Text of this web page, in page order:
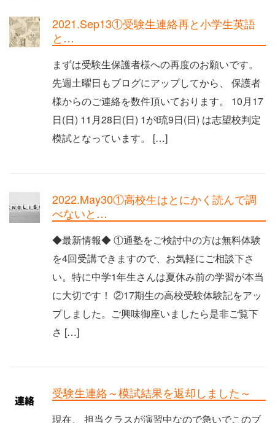
2021.Sep13①受験生連絡再と小学生英語
と…
まずは受験生保護者様への再度のお願いです。
先週土曜日もブログにアップしてから、 保護者
様からのご連絡を数件頂いております。 10月17
日(日) 11月28日(日) 1がt琉9日(日) は志望校判定
模試となっています。 […]
2022.May30①高校生はとにかく読んで調
べないと…
◆最新情報◆ ①通塾をご検討中の方は無料体験
を4回受講できますので、お気軽にご相談下さ
い。特に中学1年生さんは夏休み前の学習が本当
に大切です！ ②17期生の高校受験体験記をアッ
プしました。ご興味御座いましたら是非ご覧下
さ […]
受験生連絡～模試結果を返却しました～
現在、 担当クラスが演習中なので急いでこのブ